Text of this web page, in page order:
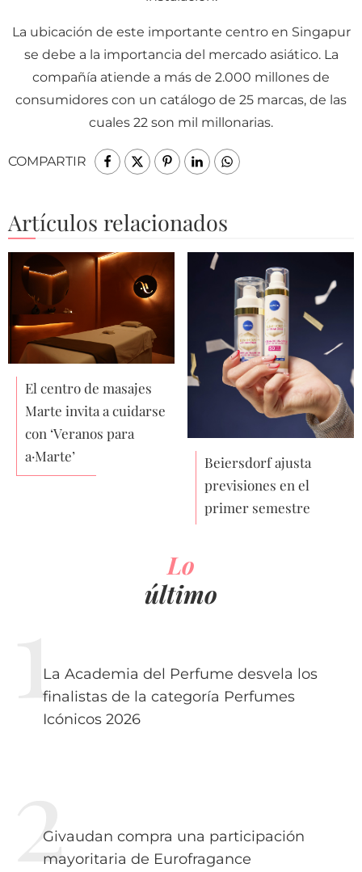
La ubicación de este importante centro en Singapur
se debe a la importancia del mercado asiático. La
compañía atiende a más de 2.000 millones de
consumidores con un catálogo de 25 marcas, de las
cuales 22 son mil millonarias.
COMPARTIR
Artículos relacionados
El centro de masajes
Marte invita a cuidarse
con ‘Veranos para
a·Marte’
Beiersdorf ajusta
previsiones en el
primer semestre
Lo
último
La Academia del Perfume desvela los
finalistas de la categoría Perfumes
Icónicos 2026
Givaudan compra una participación
mayoritaria de Eurofragance